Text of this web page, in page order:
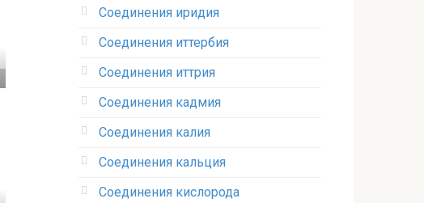
Соединения иридия
Соединения иттербия‎
Соединения иттрия‎
Соединения кадмия
Соединения калия‎
Соединения кальция
Соединения кислорода‎